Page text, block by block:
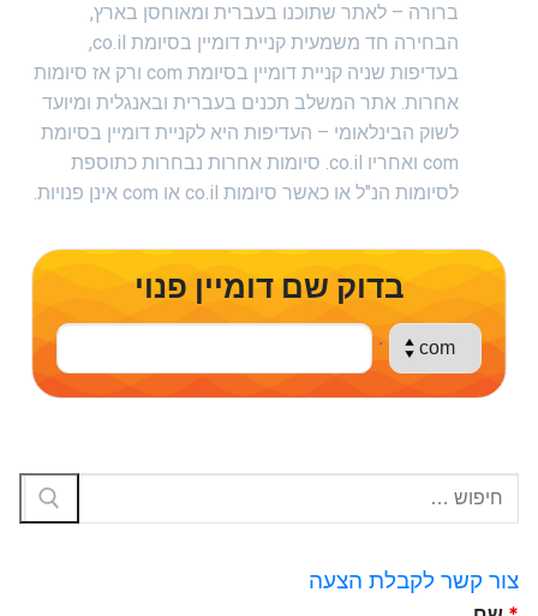
ברורה – לאתר שתוכנו בעברית ומאוחסן בארץ,
הבחירה חד משמעית קניית דומיין בסיומת co.il,
בעדיפות שניה קניית דומיין בסיומת com ורק אז סיומות
אחרות. אתר המשלב תכנים בעברית ובאנגלית ומיועד
לשוק הבינלאומי – העדיפות היא לקניית דומיין בסיומת
com ואחריו co.il. סיומות אחרות נבחרות כתוספת
לסיומות הנ"ל או כאשר סיומות co.il או com אינן פנויות.
בדוק שם דומיין פנוי
צור קשר לקבלת הצעה